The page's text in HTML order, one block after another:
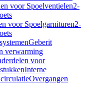
voor Spoelventielen2-
voor Spoelgarnituren2-
Geberit
verwarming
voor
Interne
Overgangen